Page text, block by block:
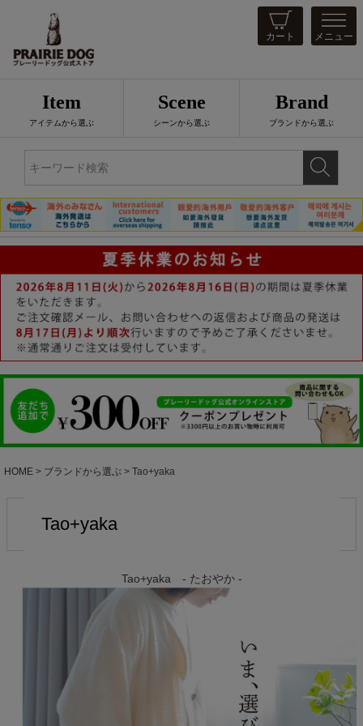
カート メニュー
Item
アイテムから選ぶ
Scene
シーンから選ぶ
Brand
ブランドから選ぶ
HOME ブランドから選ぶ Tao+yaka
Tao+yaka
Tao+yaka - たおやか -